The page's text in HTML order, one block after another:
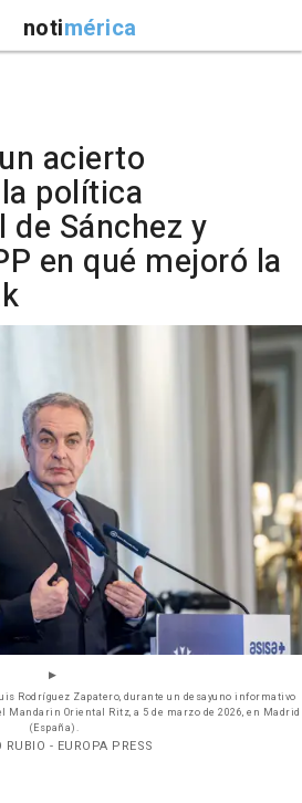
notimérica
acierto
política
Sánchez y
en qué mejoró la
Rodríguez Zapatero, durante un desayuno informativo
Mandarin Oriental Ritz, a 5 de marzo de 2026, en Madrid
(España).
RUBIO - EUROPA PRESS